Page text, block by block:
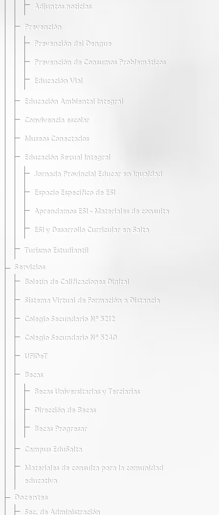
Adjuntos noticias
Prevención
Prevención del Dengue
Prevención de Consumos Problemáticos
Educación Vial
Educación Ambiental Integral
Convivencia escolar
Museos Conectados
Educación Sexual Integral
Jornada Provincial Educar en Igualdad
Espacio Específico de ESI
Aprendamos ESI - Materiales de consulta
ESI y Desarrollo Curricular en Salta
Turismo Estudiantil
Servicios
Boletín de Calificaciones Digital
Sistema Virtual de Formación a Distancia
Colegio Secundario Nº 5212
Colegio Secundario Nº 5240
UFIDeT
Becas
Becas Universitarias y Terciarias
Dirección de Becas
Becas Progresar
Campus EduSalta
Materiales de consulta para la comunidad
educativa
Docentes
Sec. de Administración